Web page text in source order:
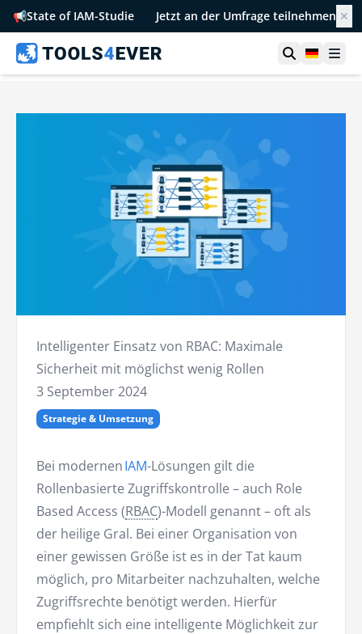
📢State of IAM-Studie Jetzt an der Umfrage teilnehmen ✕
Suche
Intelligenter Einsatz von RBAC: Maximale
Sicherheit mit möglichst wenig Rollen
3 September 2024
Strategie & Umsetzung
Bei modernenIAM-Lösungen gilt die
Rollenbasierte Zugriffskontrolle – auch Role
Based Access (RBAC)-Modell genannt – oft als
der heilige Gral. Bei einer Organisation von
einer gewissen Größe ist es in der Tat kaum
möglich, pro Mitarbeiter nachzuhalten, welche
Zugriffsrechte benötigt werden. Hierfür
empfiehlt sich eine intelligente Möglichkeit zur